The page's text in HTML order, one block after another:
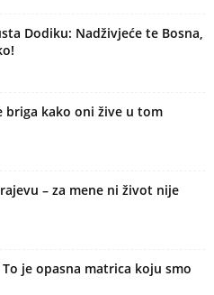
Dodiku: Nadživjeće te Bosna,
briga kako oni žive u tom
– za mene ni život nije
To je opasna matrica koju smo